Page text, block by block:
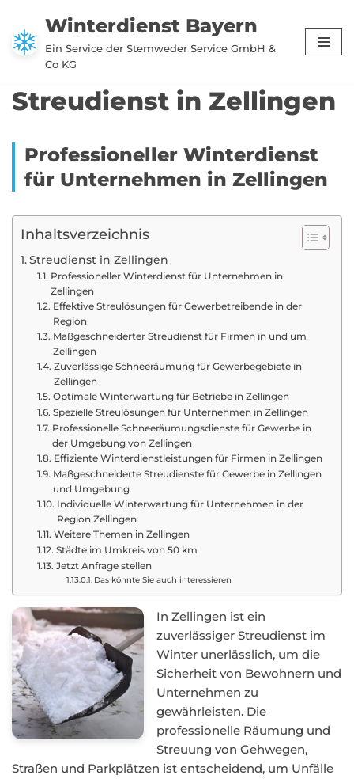
Zum
Inhalt
Winterdienst Bayern
Ein Service der Stemweder Service GmbH &
Co KG
Streudienst in Zellingen
Professioneller Winterdienst
für Unternehmen in Zellingen
Inhaltsverzeichnis
Streudienst in Zellingen
Professioneller Winterdienst für Unternehmen in
Zellingen
Effektive Streulösungen für Gewerbetreibende in der
Region
Maßgeschneiderter Streudienst für Firmen in und um
Zellingen
Zuverlässige Schneeräumung für Gewerbegebiete in
Zellingen
Optimale Winterwartung für Betriebe in Zellingen
Spezielle Streulösungen für Unternehmen in Zellingen
Professionelle Schneeräumungsdienste für Gewerbe in
der Umgebung von Zellingen
Effiziente Winterdienstleistungen für Firmen in Zellingen
Maßgeschneiderte Streudienste für Gewerbe in Zellingen
und Umgebung
Individuelle Winterwartung für Unternehmen in der
Region Zellingen
Weitere Themen in Zellingen
Städte im Umkreis von 50 km
Jetzt Anfrage stellen
Das könnte Sie auch interessieren
In Zellingen ist ein
zuverlässiger Streudienst im
Winter unerlässlich, um die
Sicherheit von Bewohnern und
Unternehmen zu
gewährleisten. Die
professionelle Räumung und
Streuung von Gehwegen,
Straßen und Parkplätzen ist entscheidend, um Unfälle